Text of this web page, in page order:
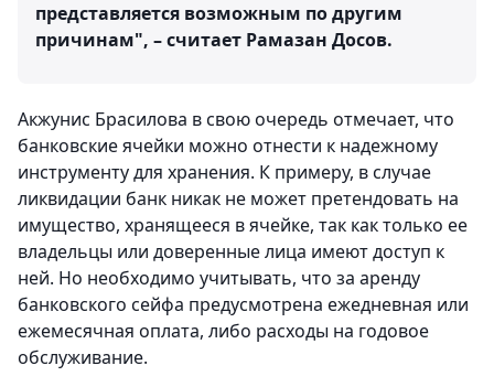
представляется возможным по другим
причинам", – считает Рамазан Досов.
Акжунис Брасилова в свою очередь отмечает, что
банковские ячейки можно отнести к надежному
инструменту для хранения. К примеру, в случае
ликвидации банк никак не может претендовать на
имущество, хранящееся в ячейке, так как только ее
владельцы или доверенные лица имеют доступ к
ней. Но необходимо учитывать, что за аренду
банковского сейфа предусмотрена ежедневная или
ежемесячная оплата, либо расходы на годовое
обслуживание.